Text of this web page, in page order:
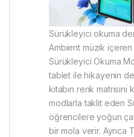
Sürükleyici okuma
Ambient müzik içeren
Sürükleyici Okuma
tablet ile hikayenin
kitabın renk matrisini
modlarla taklit eden
öğrencilere yoğun
bir mola verir. Ayrıca